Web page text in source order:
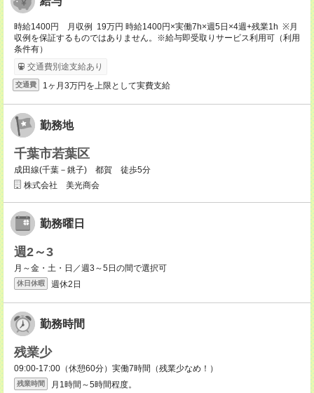
時給1400円 月収例 19万円 時給1400円×実働7h×週5日×4週+残業1h ※月
収例を保証するものではありません。※給与即受取りサービス利用可（利用
条件有）
交通費別途支給あり
交通費 1ヶ月3万円を上限として実費支給
勤務地
千葉市若葉区
成田線(千葉－銚子) 都賀 徒歩5分
株式会社 美光商会
勤務曜日
週2～3
月～金・土・日／週3～5日の間で選択可
休日休暇 週休2日
勤務時間
残業少
09:00-17:00（休憩60分）実働7時間（残業少なめ！）
残業時間
月1時間～5時間程度。